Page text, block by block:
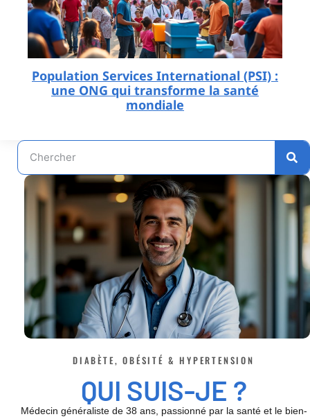
Population Services International (PSI) :
une ONG qui transforme la santé
mondiale
DIABÈTE, OBÉSITÉ & HYPERTENSION
QUI SUIS-JE ?
Médecin généraliste de 38 ans, passionné par la santé et le bien-